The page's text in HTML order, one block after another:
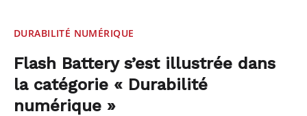
DURABILITÉ NUMÉRIQUE
Flash Battery s’est illustrée dans
la catégorie « Durabilité
numérique »